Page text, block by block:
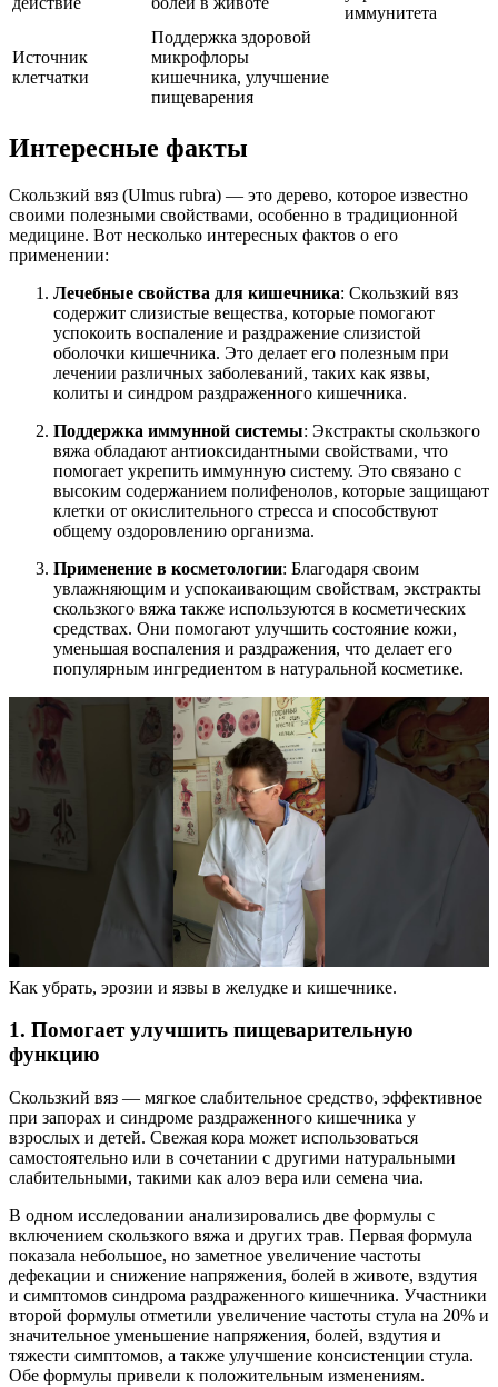
иммунитета
Источник
клетчатки
Поддержка здоровой
микрофлоры
кишечника, улучшение
пищеварения
Интересные факты
Скользкий вяз (Ulmus rubra) — это дерево, которое известно
своими полезными свойствами, особенно в традиционной
медицине. Вот несколько интересных фактов о его
применении:
Лечебные свойства для кишечника: Скользкий вяз
содержит слизистые вещества, которые помогают
успокоить воспаление и раздражение слизистой
оболочки кишечника. Это делает его полезным при
лечении различных заболеваний, таких как язвы,
колиты и синдром раздраженного кишечника.
Поддержка иммунной системы: Экстракты скользкого
вяжа обладают антиоксидантными свойствами, что
помогает укрепить иммунную систему. Это связано с
высоким содержанием полифенолов, которые защищают
клетки от окислительного стресса и способствуют
общему оздоровлению организма.
Применение в косметологии: Благодаря своим
увлажняющим и успокаивающим свойствам, экстракты
скользкого вяжа также используются в косметических
средствах. Они помогают улучшить состояние кожи,
уменьшая воспаления и раздражения, что делает его
популярным ингредиентом в натуральной косметике.
Как убрать, эрозии и язвы в желудке и кишечнике.
1. Помогает улучшить пищеварительную
функцию
Скользкий вяз — мягкое слабительное средство, эффективное
при запорах и синдроме раздраженного кишечника у
взрослых и детей. Свежая кора может использоваться
самостоятельно или в сочетании с другими натуральными
слабительными, такими как алоэ вера или семена чиа.
В одном исследовании анализировались две формулы с
включением скользкого вяжа и других трав. Первая формула
показала небольшое, но заметное увеличение частоты
дефекации и снижение напряжения, болей в животе, вздутия
и симптомов синдрома раздраженного кишечника. Участники
второй формулы отметили увеличение частоты стула на 20% и
значительное уменьшение напряжения, болей, вздутия и
тяжести симптомов, а также улучшение консистенции стула.
Обе формулы привели к положительным изменениям.